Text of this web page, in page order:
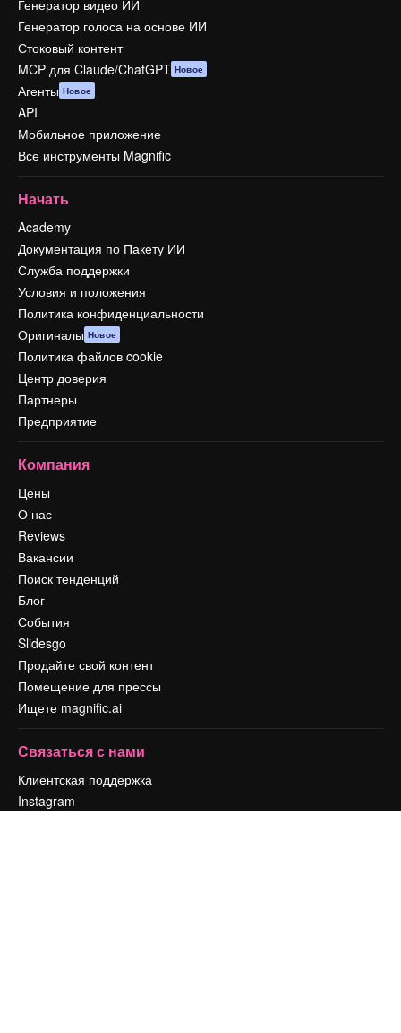
Генератор видео ИИ
Генератор голоса на основе ИИ
Стоковый контент
MCP для Claude/ChatGPT Новое
Агенты Новое
API
Мобильное приложение
Все инструменты Magnific
Начать
Academy
Документация по Пакету ИИ
Служба поддержки
Условия и положения
Политика конфиденциальности
Оригиналы Новое
Политика файлов cookie
Центр доверия
Партнеры
Предприятие
Компания
Цены
О нас
Reviews
Вакансии
Поиск тенденций
Блог
События
Slidesgo
Продайте свой контент
Помещение для прессы
Ищете magnific.ai
Связаться с нами
Клиентская поддержка
Instagram